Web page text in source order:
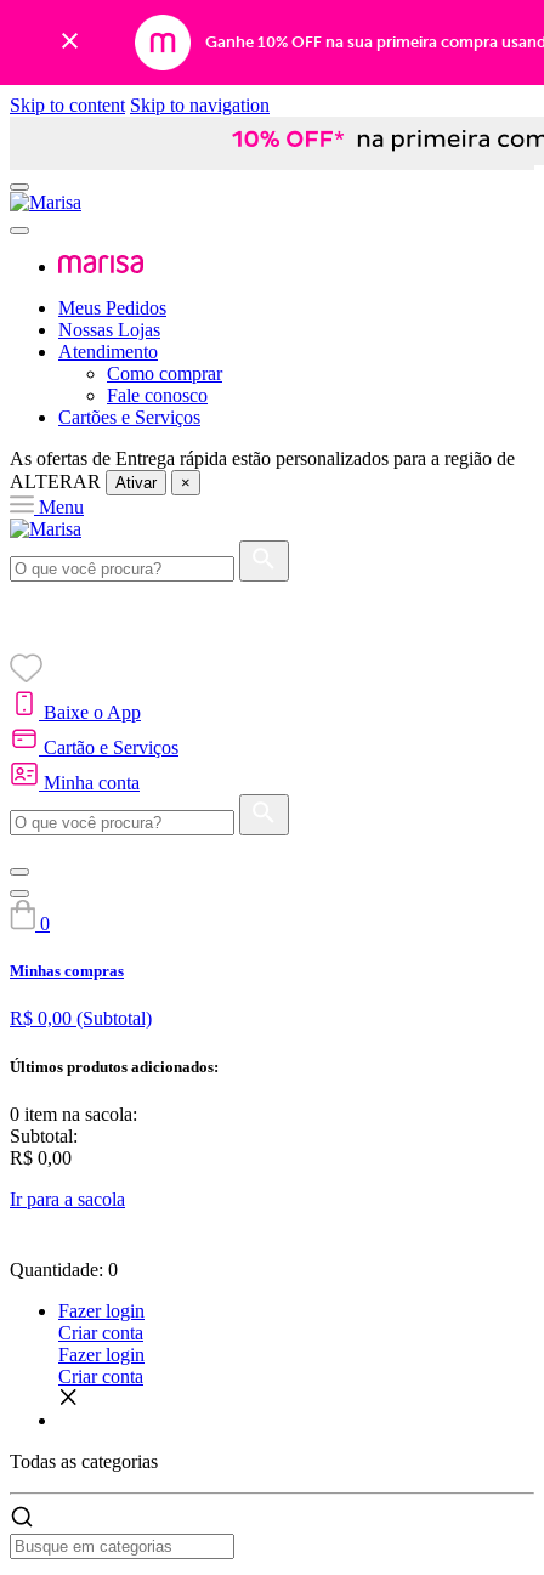
Ganhe 10% OFF na sua primeira compra
Skip to content Skip to navigation
Meus Pedidos
Nossas Lojas
Atendimento
Como comprar
Fale conosco
Cartões e Serviços
As ofertas de Entrega rápida estão personalizados para a região de
ALTERAR
Ativar ×
Menu
Baixe o App
Cartão e Serviços
Minha conta
0
Minhas compras
R$ 0,00 (Subtotal)
Últimos produtos adicionados:
0 item na sacola:
Subtotal:
R$ 0,00
Ir para a sacola
Quantidade: 0
Fazer login
Criar conta
Fazer login
Criar conta
Todas as categorias